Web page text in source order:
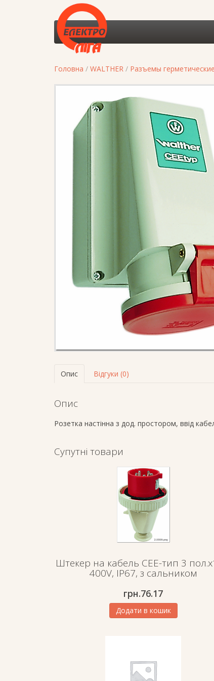
Головна / WALTHER / Разъемы герметические
Опис Відгуки (0)
Опис
Розетка настінна з дод. простором, ввід
Супутні товари
Штекер на кабель СЕЕ-тип 3
400V, IP67, з сальником
грн.76.17
Додати в кошик